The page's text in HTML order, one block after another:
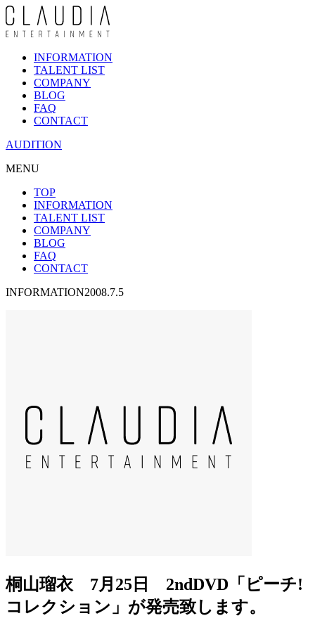
INFORMATION
TALENT LIST
COMPANY
BLOG
FAQ
CONTACT
AUDITION
MENU
TOP
INFORMATION
TALENT LIST
COMPANY
BLOG
FAQ
CONTACT
INFORMATION2008.7.5
桐山瑠衣 7月25日 2ndDVD「ピーチ!
コレクション」が発売致します。